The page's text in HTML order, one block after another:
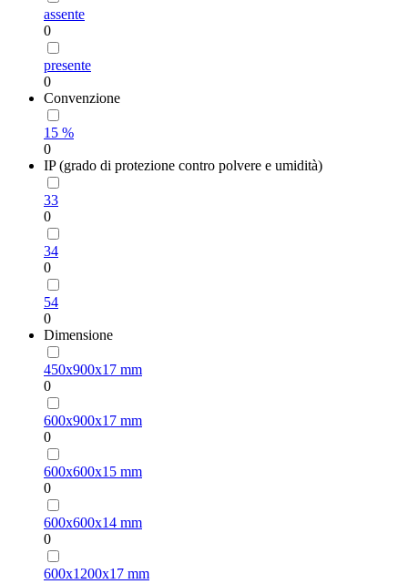
assente
0
presente
0
Convenzione
15 %
0
IP (grado di protezione contro polvere e umidità)
33
0
34
0
54
0
Dimensione
450х900х17 mm
0
600х900х17 mm
0
600х600х15 mm
0
600х600х14 mm
0
600х1200х17 mm